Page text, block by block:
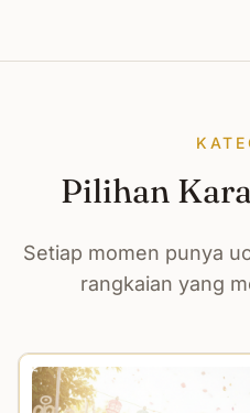
Pilihan
Setiap momen punya
rangkaian yang